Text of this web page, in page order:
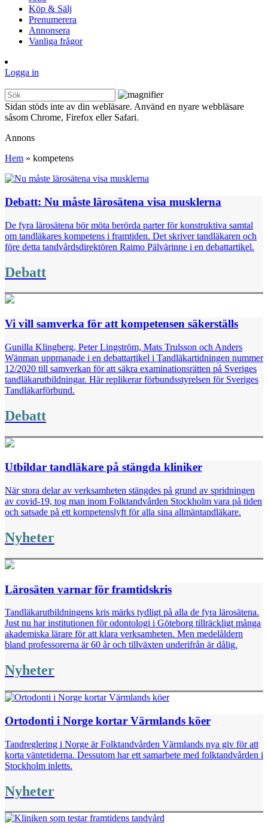
Köp & Sälj
Prenumerera
Annonsera
Vanliga frågor
Logga in
Sidan stöds inte av din webläsare. Använd en nyare webbläsare
såsom Chrome, Firefox eller Safari.
Annons
Hem » kompetens
Debatt: Nu måste lärosätena visa musklerna
De fyra lärosätena bör möta berörda parter för konstruktiva samtal
om tandläkares kompetens i framtiden. Det skriver tandläkaren och
före detta tandvårdsdirektören Raimo Pälvärinne i en debattartikel.
Debatt
Vi vill samverka för att kompetensen säkerställs
Gunilla Klingberg, Peter Lingström, Mats Trulsson och Anders
Wänman uppmanade i en debattartikel i Tandläkartidningen nummer
12/2020 till samverkan för att säkra examinationsrätten på Sveriges
tandläkarutbildningar. Här replikerar förbundsstyrelsen för Sveriges
Tandläkarförbund.
Debatt
Utbildar tandläkare på stängda kliniker
När stora delar av verksamheten stängdes på grund av spridningen
av covid-19, tog man inom Folktandvården Stockholm vara på tiden
och satsade på ett kompetenslyft för alla sina allmäntandläkare.
Nyheter
Lärosäten varnar för framtidskris
Tandläkarutbildningens kris märks tydligt på alla de fyra ­lärosätena.
Just nu har institutionen för odontologi i Göteborg tillräckligt många
akademiska lärare för att klara verksam­heten. Men medelåldern
bland professorerna är 60 år och tillväxten underifrån är dålig.
Nyheter
Ortodonti i Norge kortar Värmlands köer
Tandreglering i Norge är Folktandvården Värmlands nya giv för att
korta vänte­tiderna. Dessutom har ett samarbete med folktandvården i
Stockholm inletts.
Nyheter